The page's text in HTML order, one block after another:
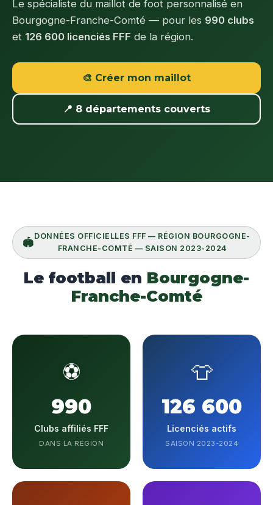
Le spécialiste du maillot de foot personnalisé en
Bourgogne-Franche-Comté — pour les 990 clubs
et 126 600 licenciés FFF de la région.
🎨 Créer mon maillot
📍 8 départements couverts
🏟️
DONNÉES OFFICIELLES FFF — RÉGION BOURGOGNE-
FRANCHE-COMTÉ — SAISON 2023-2024
Le football en Bourgogne-
Franche-Comté
⚽
990
Clubs affiliés FFF
DANS LA RÉGION
👕
126 600
Licenciés actifs
SAISON 2023-2024